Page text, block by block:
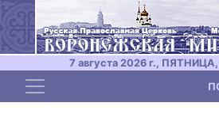
7 августа 2026 г.,
Toggle navigation